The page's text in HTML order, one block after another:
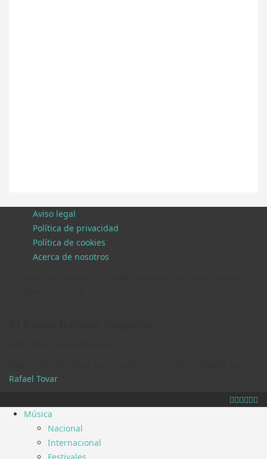
Aviso legal
Política de privacidad
Política de cookies
Acerca de nosotros
Rafael Tovar.
Música
Nacional
Internacional